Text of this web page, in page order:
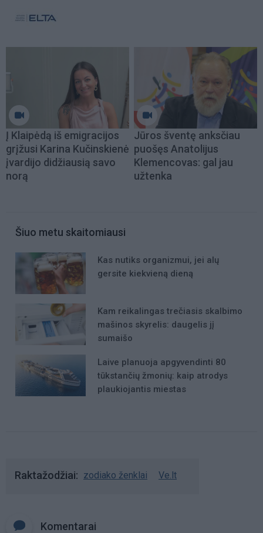
Į Klaipėdą iš emigracijos
grįžusi Karina Kučinskienė
įvardijo didžiausią savo
norą
Jūros šventę anksčiau
puošęs Anatolijus
Klemencovas: gal jau
užtenka
Šiuo metu skaitomiausi
Kas nutiks organizmui, jei alų
gersite kiekvieną dieną
Kam reikalingas trečiasis skalbimo
mašinos skyrelis: daugelis jį
sumaišo
Laive planuoja apgyvendinti 80
tūkstančių žmonių: kaip atrodys
plaukiojantis miestas
Raktažodžiai zodiako ženklai Ve.lt
Komentarai